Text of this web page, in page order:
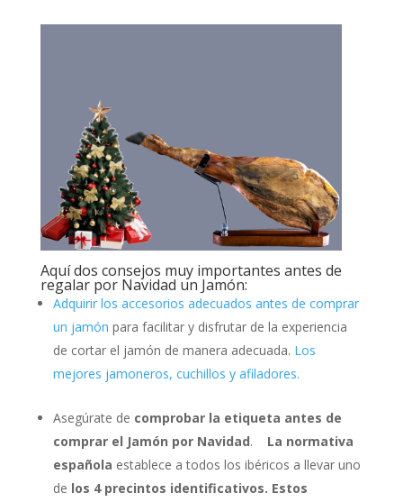
Aquí dos consejos muy importantes antes de
regalar por Navidad un Jamón:
Adquirir los accesorios adecuados antes de comprar
un jamón para facilitar y disfrutar de la experiencia
de cortar el jamón de manera adecuada. Los
mejores jamoneros, cuchillos y afiladores.
Asegúrate de comprobar la etiqueta antes de
comprar el Jamón por Navidad. La normativa
española establece a todos los ibéricos a llevar uno
de los 4 precintos identificativos. Estos